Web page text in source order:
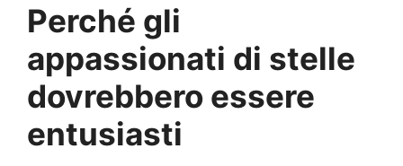
Perché gli
appassionati di stelle
dovrebbero essere
entusiasti